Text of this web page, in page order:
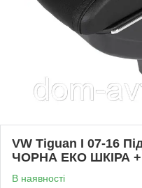
VW Tiguan I 07-16
ЧОРНА ЕКО ШКІРА +
В наявності